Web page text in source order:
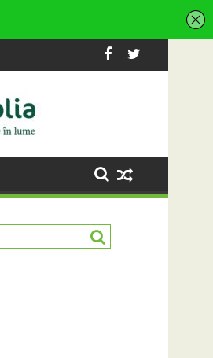
SportinCluj: Cine este fotbalistul cu